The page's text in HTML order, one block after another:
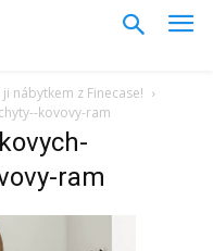
nábytkem z Finecase!
kovovy-ram
ram